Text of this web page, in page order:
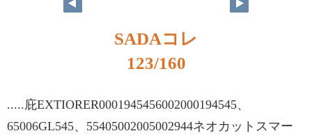
SADAコレ
123/160
.....庇EXTIORER0001945456002000194545、
65006GL545、55405002005002944ネオカットスマー